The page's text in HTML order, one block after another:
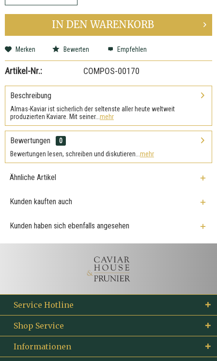
IN DEN WARENKORB
Merken Bewerten Empfehlen
Artikel-Nr.: COMPOS-00170
Beschreibung
Almas-Kaviar ist sicherlich der seltenste aller heute weltweit
produzierten Kaviare. Mit seiner... mehr
Bewertungen
0
Bewertungen lesen, schreiben und diskutieren... mehr
Ähnliche Artikel
Kunden kauften auch
Kunden haben sich ebenfalls angesehen
Service Hotline
Shop Service
Informationen